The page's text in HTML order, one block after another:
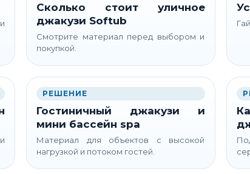
Сколько стоит уличное
джакузи Softub
Смотрите материал перед выбором и
покупкой.
РЕШЕНИЕ
Гостиничный джакузи и
мини бассейн spa
Материал для объектов с высокой
нагрузкой и потоком гостей.